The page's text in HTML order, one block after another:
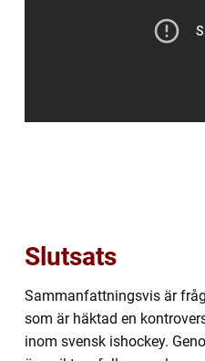
Slutsats
Sammanfattningsvis är
som är häktad en
inom svensk ishockey.